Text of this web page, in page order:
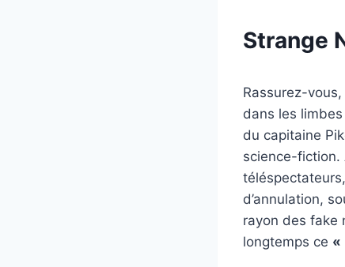
Strange
Rassurez-
dans les
du capitaine
science-fiction.
d’annulation,
rayon des fake
longtemps ce «